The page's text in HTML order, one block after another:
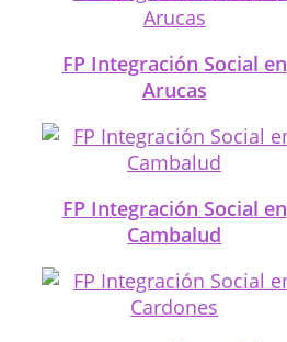
FP Integración Social en
Arucas
FP Integración Social en
Cambalud